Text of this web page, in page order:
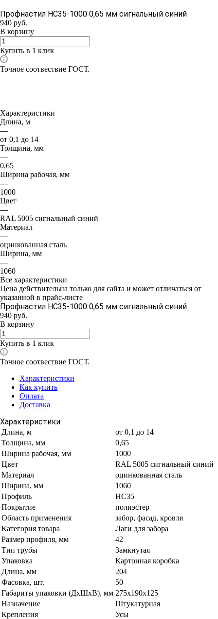
Профнастил НС35-1000 0,65 мм сигнальный синий
940 руб.
В корзину
Купить в 1 клик
Точное соотвествие ГОСТ.
Характеристики
Длина, м
—
от 0,1 до 14
Толщина, мм
—
0,65
Ширина рабочая, мм
—
1000
Цвет
—
RAL 5005 сигнальный синий
Материал
—
оцинкованная сталь
Ширина, мм
—
1060
Все характеристики
Цена действительна только для сайта и может отличаться от
указанной в прайс-листе
Профнастил НС35-1000 0,65 мм сигнальный синий
940 руб.
В корзину
Купить в 1 клик
Точное соотвествие ГОСТ.
Характеристики
Как купить
Оплата
Доставка
Характеристики
Длина, м
от 0,1 до 14
Толщина, мм
0,65
Ширина рабочая, мм
1000
Цвет
RAL 5005 сигнальный синий
Материал
оцинкованная сталь
Ширина, мм
1060
Профиль
НС35
Покрытие
полиэстер
Область применения
забор, фасад, кровля
Категория товара
Лаги для забора
Размер профиля, мм
42
Тип трубы
Замкнутая
Упаковка
Картонная коробка
Длина, мм
204
Фасовка, шт.
50
Габариты упаковки (ДхШхВ), мм 275х190х125
Назначение
Штукатурная
Крепления
Усы